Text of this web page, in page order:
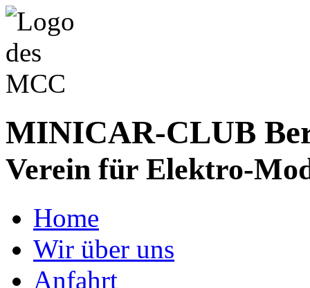
MINICAR-CLUB
Verein für Elektro-
Home
Wir über uns
Anfahrt